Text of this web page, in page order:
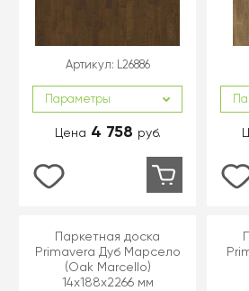
Артикул: L26886
Параметры
Цена 4 758 руб.
Паркетная доска
Primavera Дуб Марсело
(Oak Marcello)
14x188x2266 мм